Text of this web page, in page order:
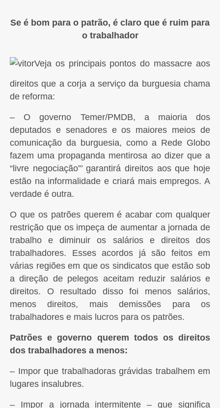
Se é bom para o patrão, é claro que é ruim para
o trabalhador
Veja os principais pontos do massacre aos
direitos que a corja a serviço da burguesia chama
de reforma:
– O governo Temer/PMDB, a maioria dos
deputados e senadores e os maiores meios de
comunicação da burguesia, como a Rede Globo
fazem uma propaganda mentirosa ao dizer que a
“livre negociação”’ garantirá direitos aos que hoje
estão na informalidade e criará mais empregos. A
verdade é outra.
O que os patrões querem é acabar com qualquer
restrição que os impeça de aumentar a jornada de
trabalho e diminuir os salários e direitos dos
trabalhadores. Esses acordos já são feitos em
várias regiões em que os sindicatos que estão sob
a direção de pelegos aceitam reduzir salários e
direitos. O resultado disso foi menos salários,
menos direitos, mais demissões para os
trabalhadores e mais lucros para os patrões.
Patrões e governo querem todos os direitos
dos trabalhadores a menos:
– Impor que trabalhadoras grávidas trabalhem em
lugares insalubres.
– Impor a jornada intermitente – que significa